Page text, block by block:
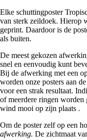
Elke schuttingposter
van sterk zeildoek. Hierop
geprint. Daardoor is de
als buiten.
De meest gekozen
snel en eenvoudig kunt
Bij de afwerking met een
worden onze posters aan
voor een strak resultaat.
of meerdere ringen
wind mooi op zijn plaats .
Om de poster zelf op een
afwerking. De zichtmaat